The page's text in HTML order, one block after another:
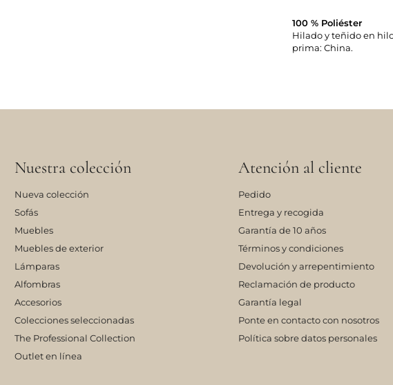
100 % Poliéster
Hilado y teñido en
prima: China.
Nuestra colección
Nueva colección
Sofás
Muebles
Muebles de exterior
Lámparas
Alfombras
Accesorios
Colecciones seleccionadas
The Professional Collection
Outlet en línea
Atención al cliente
Pedido
Entrega y recogida
Garantía de 10 años
Términos y condiciones
Devolución y arrepentimiento
Reclamación de producto
Garantía legal
Ponte en contacto con nosotros
Política sobre datos personales